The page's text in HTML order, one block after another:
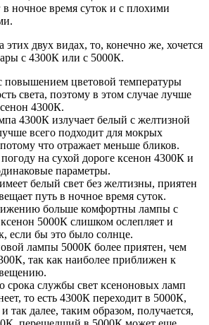
в ночное время суток и с плохими
этих двух видах, то, конечно же, хочется
с 4300К или с 5000К.
повышением цветовой температуры
света, поэтому в этом случае лучше
4300К.
4300К излучает белый с желтизной
всего подходит для мокрых
что отражает меньше бликов.
на сухой дороге ксенон 4300К и
параметры.
белый свет без желтизны, приятен
путь в ночное время суток.
больше комфортны лампы с
5000К слишком ослепляет и
если бы это было солнце.
лампы 5000К более приятен, чем
так как наиболее приближен к
срока службы свет ксеноновых ламп
то есть 4300К переходит в 5000К,
так далее, таким образом, получается,